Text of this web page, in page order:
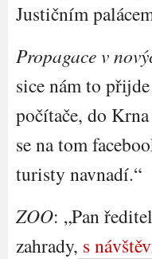
Justičním
Propagace v
sice nám to
počítače, do
se na tom
turisty navnadí.“
ZOO: „Pan
zahrady, s